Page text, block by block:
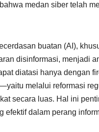
medan siber telah
buatan (AI),
disinformasi, menjadi
diatasi hanya dengan
melalui reformasi
secara luas. Hal ini
efektif dalam perang